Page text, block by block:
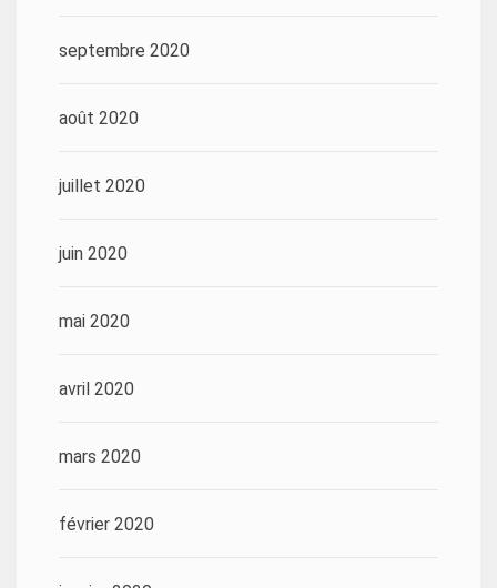
septembre 2020
août 2020
juillet 2020
juin 2020
mai 2020
avril 2020
mars 2020
février 2020